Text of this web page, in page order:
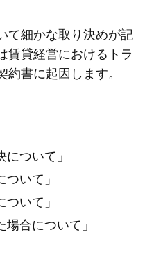
て細かな取り決めが記
賃貸経営におけるトラ
書に起因します。
について」
いて」
いて」
場合について」